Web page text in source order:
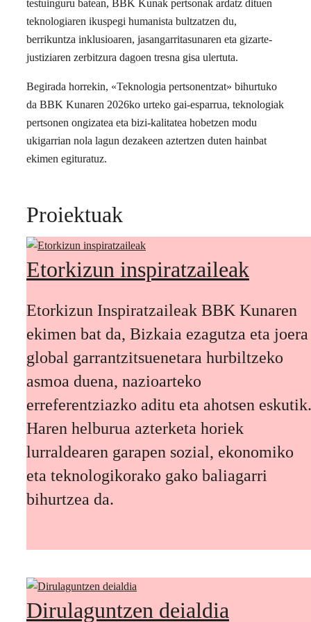
testuinguru batean, BBK Kunak pertsonak ardatz dituen
teknologiaren ikuspegi humanista bultzatzen du,
berrikuntza inklusioaren, jasangarritasunaren eta gizarte-
justiziaren zerbitzura dagoen tresna gisa ulertuta.
Begirada horrekin, «Teknologia pertsonentzat» bihurtuko
da BBK Kunaren 2026ko urteko gai-esparrua, teknologiak
pertsonen ongizatea eta bizi-kalitatea hobetzen modu
ukigarrian nola lagun dezakeen aztertzen duten hainbat
ekimen egituratuz.
Proiektuak
Etorkizun inspiratzaileak
Etorkizun Inspiratzaileak BBK Kunaren
ekimen bat da, Bizkaia ezagutza eta joera
global garrantzitsuenetara hurbiltzeko
asmoa duena, nazioarteko
erreferentziazko aditu eta ahotsen eskutik.
Haren helburua azterketa horiek
lurraldearen garapen sozial, ekonomiko
eta teknologikorako gako baliagarri
bihurtzea da.
Dirulaguntzen deialdia